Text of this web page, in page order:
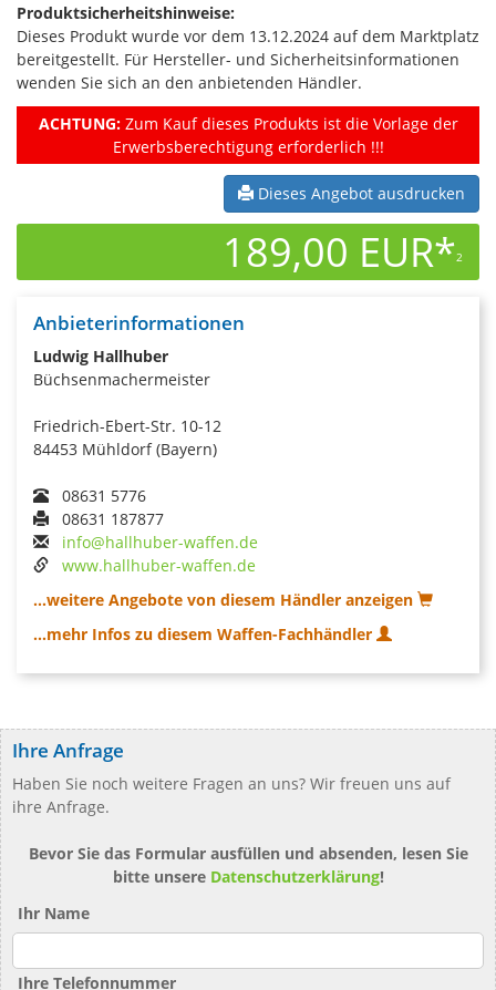
Produktsicherheitshinweise:
Dieses Produkt wurde vor dem 13.12.2024 auf dem Marktplatz
bereitgestellt. Für Hersteller- und Sicherheitsinformationen
wenden Sie sich an den anbietenden Händler.
ACHTUNG:Zum Kauf dieses Produkts ist die Vorlage der
Erwerbsberechtigung erforderlich !!!
Dieses Angebot ausdrucken
189,00 EUR*2
Anbieterinformationen
Ludwig Hallhuber
Büchsenmachermeister
Friedrich-Ebert-Str. 10-12
84453 Mühldorf (Bayern)
08631 5776
08631 187877
info@hallhuber-waffen.de
www.hallhuber-waffen.de
...weitere Angebote von diesem Händler anzeigen
...mehr Infos zu diesem Waffen-Fachhändler
Ihre Anfrage
Haben Sie noch weitere Fragen an uns? Wir freuen uns auf
ihre Anfrage.
Bevor Sie das Formular ausfüllen und absenden, lesen Sie
bitte unsere Datenschutzerklärung!
Ihr Name
Ihre Telefonnummer